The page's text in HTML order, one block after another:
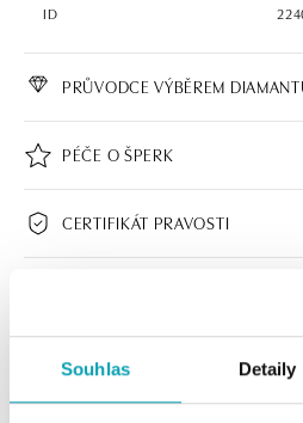
Souhlas Detaily
ID
PRŮVODCE VÝBĚREM
PÉČE O ŠPERK
CERTIFIKÁT PRAVOSTI